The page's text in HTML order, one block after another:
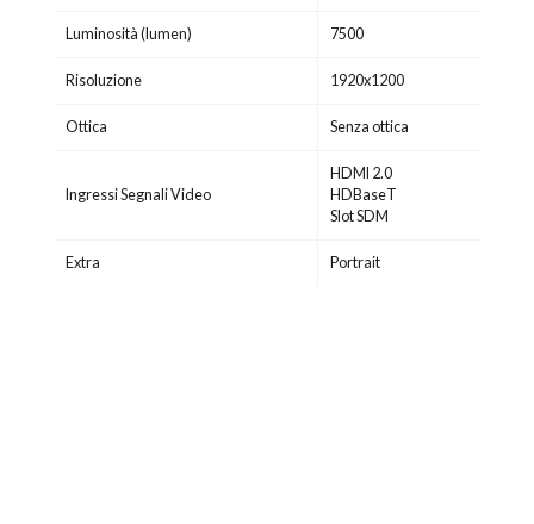
Luminosità (lumen) 7500
Risoluzione 1920x1200
Ottica Senza ottica
Ingressi Segnali Video
HDMI 2.0
HDBaseT
Slot SDM
Extra Portrait